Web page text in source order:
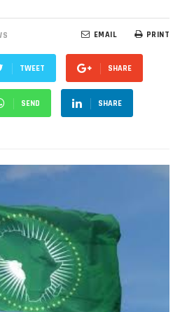
PRINT
EMAIL
TWEET SHARE
SEND SHARE